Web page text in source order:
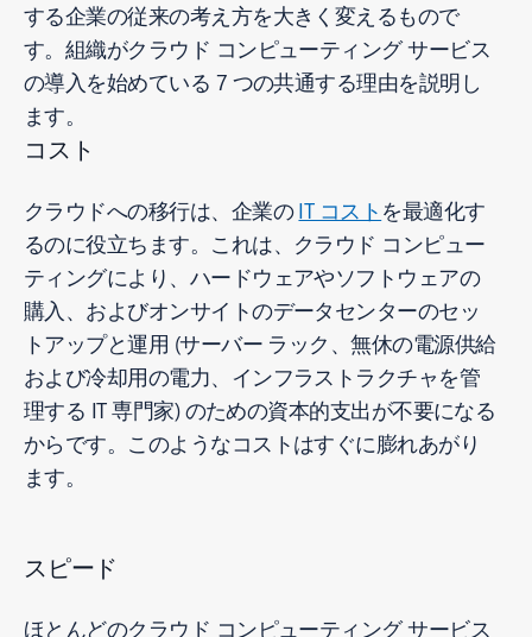
する企業の従来の考え方を大きく変えるもので
す。組織がクラウド コンピューティング サービス
の導入を始めている 7 つの共通する理由を説明し
ます。
コスト
クラウドへの移行は、企業のIT コスト を最適化す
るのに役立ちます。これは、クラウド コンピュー
ティングにより、ハードウェアやソフトウェアの
購入、およびオンサイトのデータセンターのセッ
トアップと運用 (サーバー ラック、無休の電源供給
および冷却用の電力、インフラストラクチャを管
理する IT 専門家) のための資本的支出が不要になる
からです。このようなコストはすぐに膨れあがり
ます。
スピード
ほとんどのクラウド コンピューティング サービス